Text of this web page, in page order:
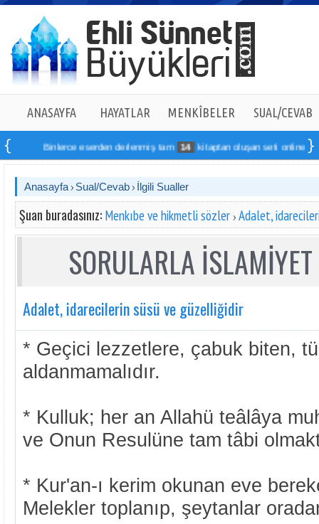
ANASAYFA HAYATLAR MENKÎBELER SUAL/CEVAB
Binlerce eserden derlenmiş tam 14 kitaptan oluşan seti online sipariş
Anasayfa Sual/Cevab İlgili Sualler
Şuan buradasınız: Menkıbe ve hikmetli sözler Adalet,
SORULARLA
Adalet, idarecilerin süsü ve güzelliğidir
* Geçici lezzetlere, çabuk biten,
aldanmamalıdır.
* Kulluk; her an Allahü teâlâya
ve Onun Resulüne tam tâbi
* Kur'an-ı kerim okunan eve
Melekler toplanıp, şeytanlar